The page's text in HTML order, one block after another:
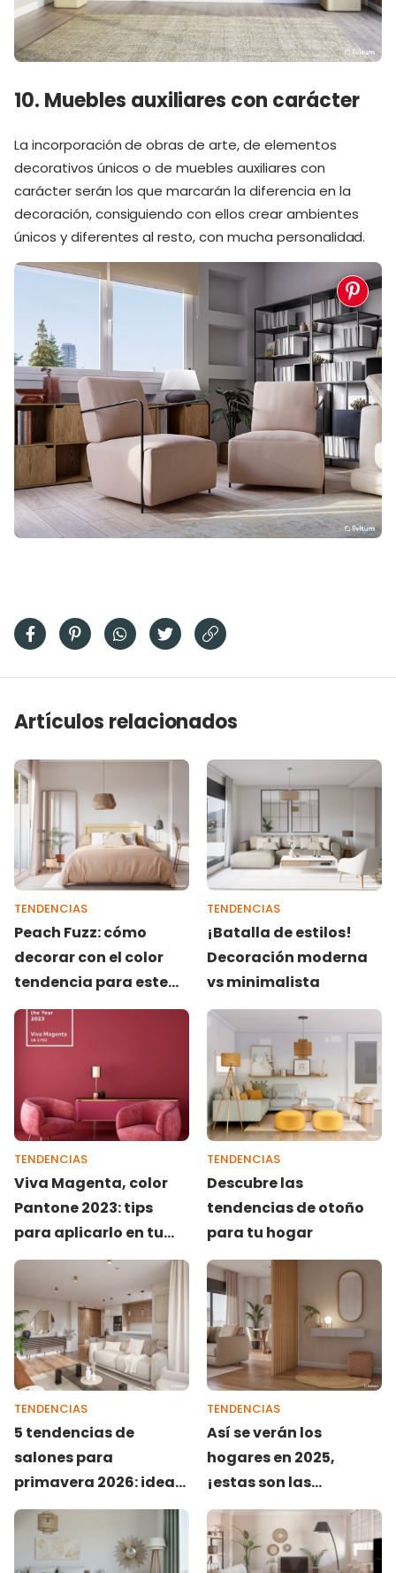
10. Muebles auxiliares con carácter
La incorporación de obras de arte, de elementos
decorativos únicos o de muebles auxiliares con
carácter serán los que marcarán la diferencia en la
decoración, consiguiendo con ellos crear ambientes
únicos y diferentes al resto, con mucha personalidad.
Artículos relacionados
TENDENCIAS
Peach Fuzz: cómo
decorar con el color
tendencia para este
2024 (según Pantone)
TENDENCIAS
¡Batalla de estilos!
Decoración moderna
vs minimalista
TENDENCIAS
Viva Magenta, color
Pantone 2023: tips
para aplicarlo en tu
casa
TENDENCIAS
Descubre las
tendencias de otoño
para tu hogar
TENDENCIAS
5 tendencias de
salones para
primavera 2026: ideas
de decoración
imprescindibles
TENDENCIAS
Así se verán los
hogares en 2025,
¡estas son las
tendencias en
decoración!